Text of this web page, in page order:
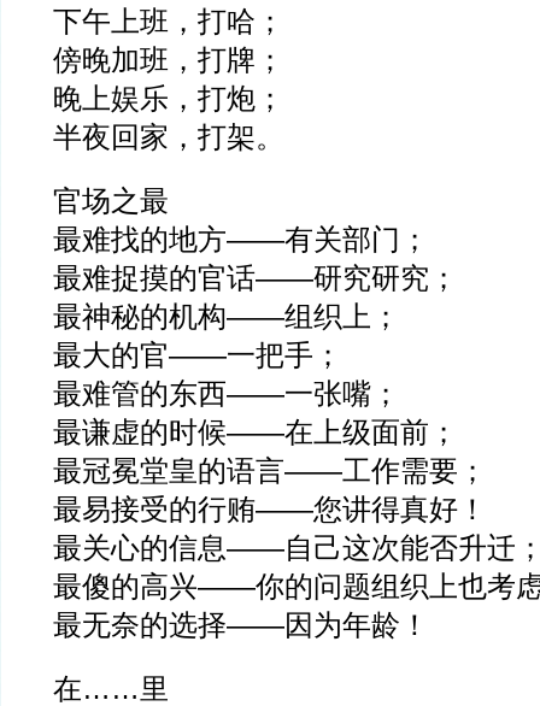
下午上班，打哈；
傍晚加班，打牌；
晚上娱乐，打炮；
半夜回家，打架。
官场之最
最难找的地方——有关部门；
最难捉摸的官话——研究研究；
最神秘的机构——组织上；
最大的官——一把手；
最难管的东西——一张嘴；
最谦虚的时候——在上级面前；
最冠冕堂皇的语言——工作需要；
最易接受的行贿——您讲得真好！
最关心的信息——自己这次能否升迁
最傻的高兴——你的问题组织上也考
最无奈的选择——因为年龄！
在……里